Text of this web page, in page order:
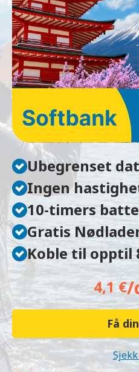
Ubegrenset
Ingen
10-timers
Gratis
Koble til opptil
4,1 €/
Få